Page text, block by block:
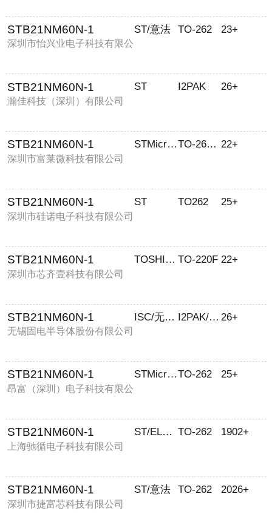
STB21NM60N-1
深圳市怡兴业电子科技有限公
ST/意法 TO-262 23+
STB21NM60N-1
瀚佳科技（深圳）有限公司
ST I2PAK 26+
STB21NM60N-1
深圳市富莱微科技有限公司
STMicroelectronics TO-262-3 Long Leads, IPak, TO-262AA 22+
STB21NM60N-1
深圳市硅诺电子科技有限公司
ST TO262 25+
STB21NM60N-1
深圳市芯齐壹科技有限公司
TOSHIBA/东芝 TO-220F 22+
STB21NM60N-1
无锡固电半导体股份有限公司
ISC/无锡固电 I2PAK/TO-262 26+
STB21NM60N-1
昂富（深圳）电子科技有限公
STMicroelectronics/意法TO-262 25+
STB21NM60N-1
上海驰循电子科技有限公司
ST/ELNAF TO-262 1902+
STB21NM60N-1
深圳市捷富芯科技有限公司
ST/意法 TO-262 2026+